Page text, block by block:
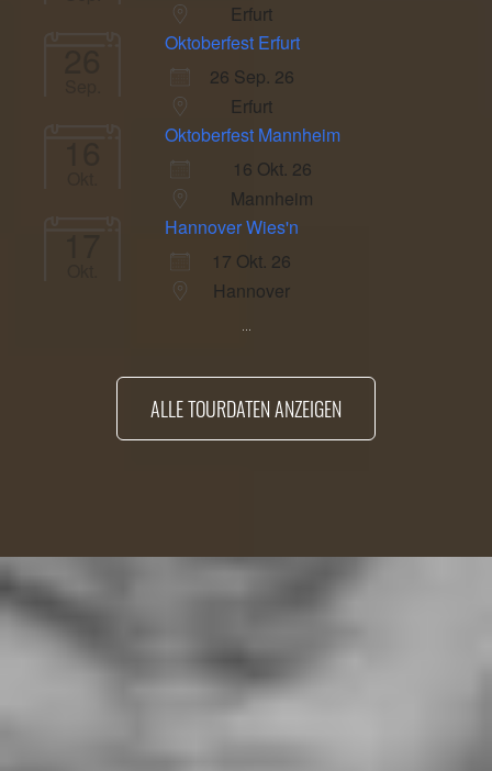
Erfurt
26
Oktoberfest Erfurt
26 Sep. 26
Erfurt
16
Oktoberfest Mannheim
16 Okt. 26
Mannheim
17
Hannover Wies'n
17 Okt. 26
Hannover
...
ALLE TOURDATEN ANZEIGEN